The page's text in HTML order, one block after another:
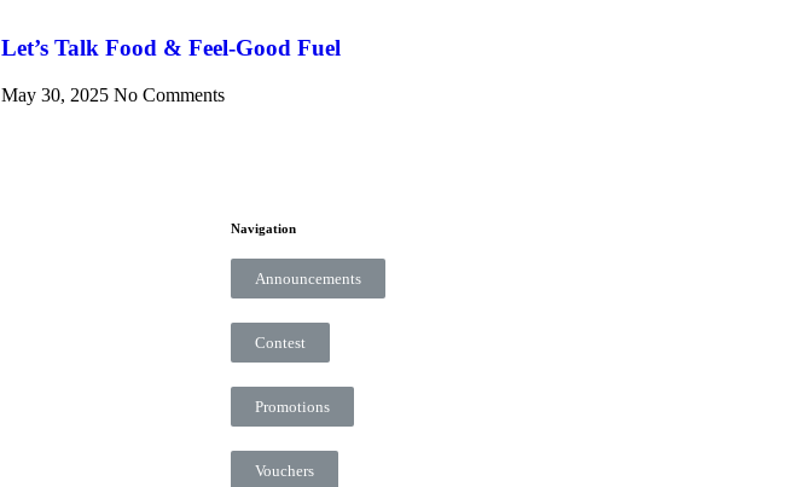
Let’s Talk Food & Feel-Good Fuel
May 30, 2025 No Comments
Navigation
Announcements
Contest
Promotions
Vouchers